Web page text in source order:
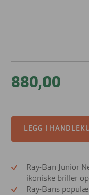
880,00
LEGG I
Ray-Ban Junior
ikoniske briller
Ray-Bans